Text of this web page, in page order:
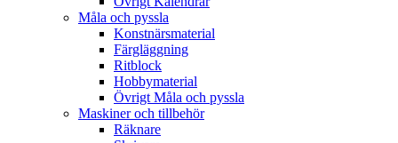
Måla och pyssla
Konstnärsmaterial
Färgläggning
Ritblock
Hobbymaterial
Övrigt Måla och pyssla
Maskiner och tillbehör
Räknare